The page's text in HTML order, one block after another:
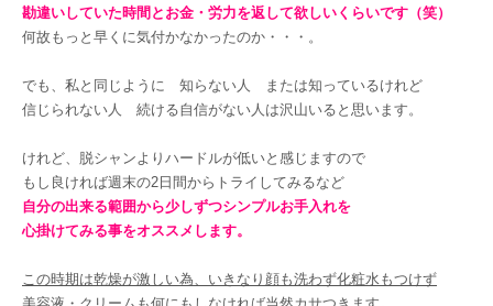
勘違いしていた時間とお金・労力を返して欲しいくらいです（笑）
何故もっと早くに気付かなかったのか・・・。
でも、私と同じように 知らない人 または知っているけれど
信じられない人 続ける自信がない人は沢山いると思います。
けれど、脱シャンよりハードルが低いと感じますので
もし良ければ週末の2日間からトライしてみるなど
自分の出来る範囲から少しずつシンプルお手入れを
心掛けてみる事をオススメします。
この時期は乾燥が激しい為、いきなり顔も洗わず化粧水もつけず